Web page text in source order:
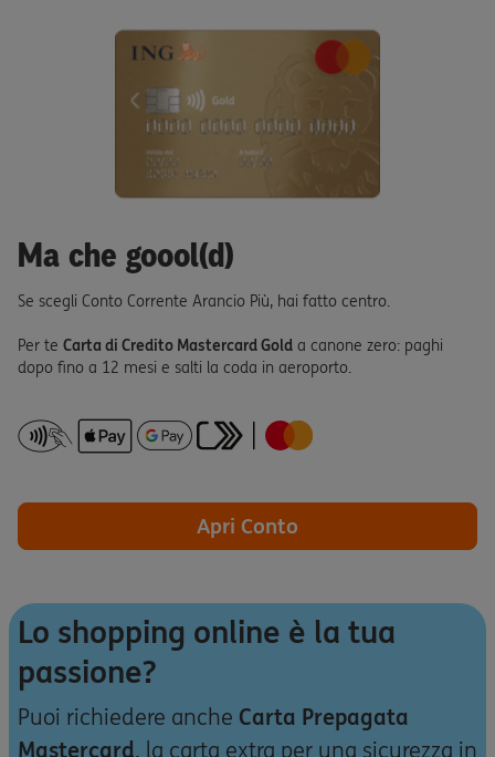
Ma che goool(d)
Se scegli Conto Corrente Arancio Più, hai fatto centro.
Per te Carta di Credito Mastercard Gold a canone zero: paghi
dopo fino a 12 mesi e salti la coda in aeroporto.
Apri Conto
Lo shopping online è la tua
passione?
Puoi richiedere anche Carta Prepagata
Mastercard, la carta extra per una sicurezza in